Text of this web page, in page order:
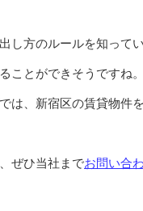
し方のルールを知って
ことができそうですね
では、新宿区の賃貸物件
ぜひ当社までお問い合